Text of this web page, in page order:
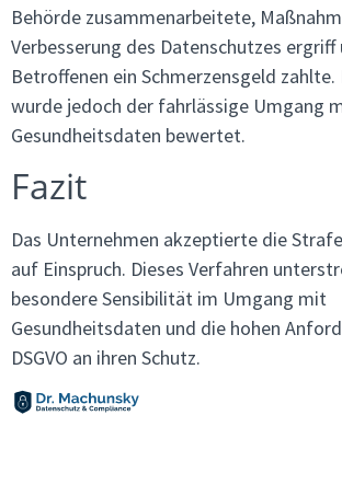
Behörde zusammenarbeitete,
Verbesserung des Datenschutzes ergriff
Betroffenen ein Schmerzensgeld zahlte.
wurde jedoch der fahrlässige Umgang
Gesundheitsdaten bewertet.
Fazit
Das Unternehmen akzeptierte die
auf Einspruch. Dieses Verfahren
besondere Sensibilität im Umgang mit
Gesundheitsdaten und die hohen
DSGVO an ihren Schutz.